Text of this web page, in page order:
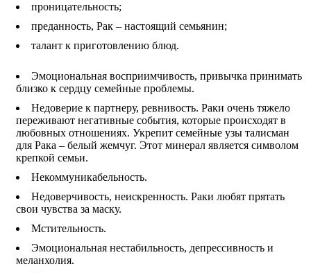
проницательность;
преданность, Рак – настоящий семьянин;
талант к приготовлению блюд.
Эмоциональная восприимчивость, привычка принимать
близко к сердцу семейные проблемы.
Недоверие к партнеру, ревнивость. Раки очень тяжело
переживают негативные события, которые происходят в
любовных отношениях. Укрепит семейные узы талисман
для Рака – белый жемчуг. Этот минерал является символом
крепкой семьи.
Некоммуникабельность.
Недоверчивость, неискренность. Раки любят прятать
свои чувства за маску.
Мстительность.
Эмоциональная нестабильность, депрессивность и
меланхолия.